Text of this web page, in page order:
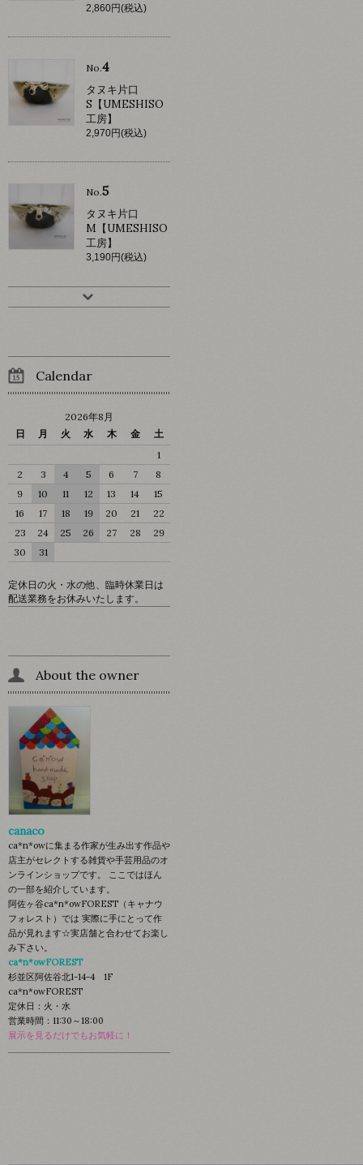
2,860円(税込)
No.4
タヌキ片口
S【UMESHISO
工房】
2,970円(税込)
No.5
タヌキ片口
M【UMESHISO
工房】
3,190円(税込)
Calendar
2026年8月
日
月 火 水 木 金
土
1
2
3 4 5 6 7
8
9
10 11 12 13 14
15
16
17 18 19 20 21
22
23
24 25 26 27 28
29
30
31
定休日の火・水の他、臨時休業日は
配送業務をお休みいたします。
About the owner
canaco
ca*n*owに集まる作家が生み出す作品や
店主がセレクトする雑貨や手芸用品のオ
ンラインショップです。 ここではほん
の一部を紹介しています。
阿佐ヶ谷ca*n*owFOREST（キャナウ
フォレスト）では 実際に手にとって作
品が見れます☆実店舗と合わせてお楽し
み下さい。
ca*n*owFOREST
杉並区阿佐谷北1-14-4 1F
ca*n*owFOREST
定休日：火・水
営業時間：11:30～18:00
展示を見るだけでもお気軽に！